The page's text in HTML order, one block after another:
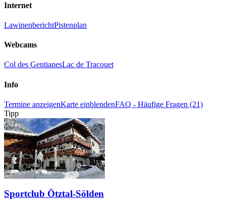
Internet
LawinenberichtPistenplan
Webcams
Col des GentianesLac de Tracouet
Info
Termine anzeigenKarte einblendenFAQ - Häufige Fragen (21)
Tipp
Sportclub Ötztal-Sölden